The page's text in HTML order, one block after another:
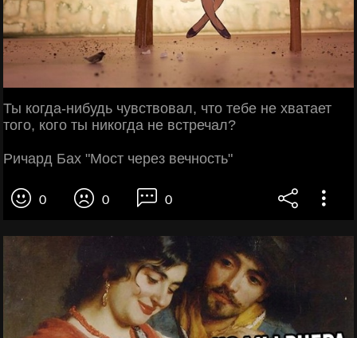
Ты когда-нибудь чувствовал, что тебе не хватает
того, кого ты никогда не встречал?
Ричард Бах "Мост через вечность"
0 0 0